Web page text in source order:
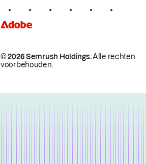
© 2026 Semrush Holdings.Alle rechten
voorbehouden.